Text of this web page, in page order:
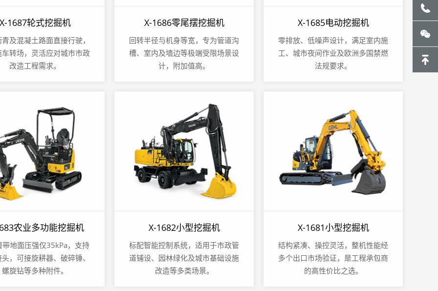
1687轮式挖掘机
及混凝土路面直接行驶，
转场，灵活应对城市市政
改造工程需求。
X-1686零尾摆挖掘机
回转半径与机身等宽，专为管道沟
槽、室内及墙边等极端受限场景设
计，附加值高。
X-1685电动挖掘机
零排放、低噪声设计，满足室内施
工、城市夜间作业及欧洲多国禁燃
法规要求。
农业多功能挖掘机
带地面压强仅35kPa，支持
，可接旋耕器、破碎锤、
螺旋钻等多种附件。
X-1682小型挖掘机
标配智能控制系统，适用于市政管
道铺设、园林绿化及城市基础设施
改造等多类场景。
X-1681小型挖掘机
结构紧凑、操控灵活，整机性能经
多个出口市场验证，是工程承包商
的高性价比之选。